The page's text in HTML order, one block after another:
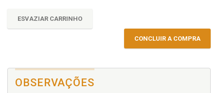
ESVAZIAR CARRINHO
CONCLUIR A COMPRA
OBSERVAÇÕES